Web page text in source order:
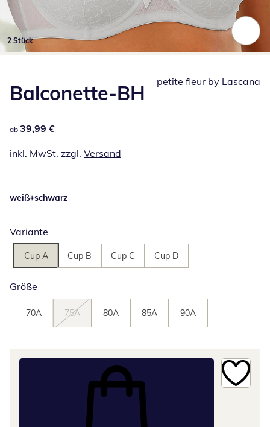
2 Stück
Balconette-BH
39,99 €
ab 39,99 €
inkl. MwSt. zzgl. Versand
petite fleur by Lascana
weiß+schwarz
Variante
Cup A Cup B Cup C Cup D
Größe
70A 75A 80A 85A 90A